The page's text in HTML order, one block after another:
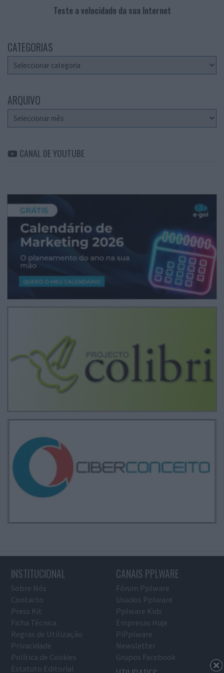
Teste a velocidade da sua Internet
CATEGORIAS
Categorias
ARQUIVO
Arquivo
CANAL DE YOUTUBE
INSTITUCIONAL
Sobre Nós
Contacto
Press Kit
Ficha Técnica
Regras de Utilização
Privacidade
Política de Cookies
Estatuto Editorial
CANAIS PPLWARE
Fórum Pplware
Usados Pplware
Pplware Kids
Empresas Hoje
PiPplware
Newsletter
Grupos Facebook